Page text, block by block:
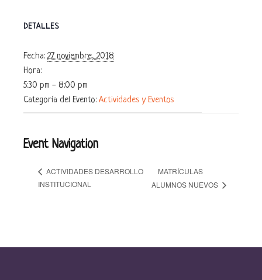
DETALLES
Fecha: 27 noviembre, 2018
Hora:
5:30 pm - 8:00 pm
Categoría del Evento: Actividades y Eventos
Event Navigation
ACTIVIDADES DESARROLLO
INSTITUCIONAL
MATRÍCULAS
ALUMNOS NUEVOS